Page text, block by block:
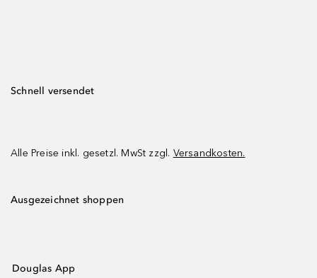
Schnell versendet
Alle Preise inkl. gesetzl. MwSt zzgl. Versandkosten.
Ausgezeichnet shoppen
Douglas App